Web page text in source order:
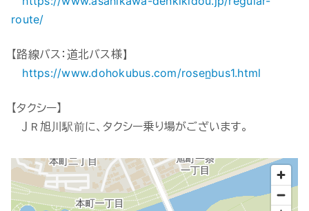
route/
【路線バス：道北バス様】
https://www.dohokubus.com/rosen̲bus1.html
【タクシー】
ＪＲ旭川駅前に、タクシー乗り場がございます。